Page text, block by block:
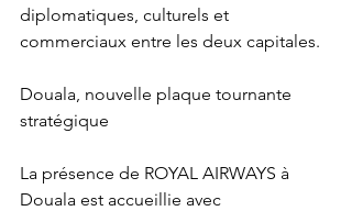
diplomatiques, culturels et
commerciaux entre les deux capitales.
Douala, nouvelle plaque tournante
stratégique
La présence de ROYAL AIRWAYS à
Douala est accueillie avec